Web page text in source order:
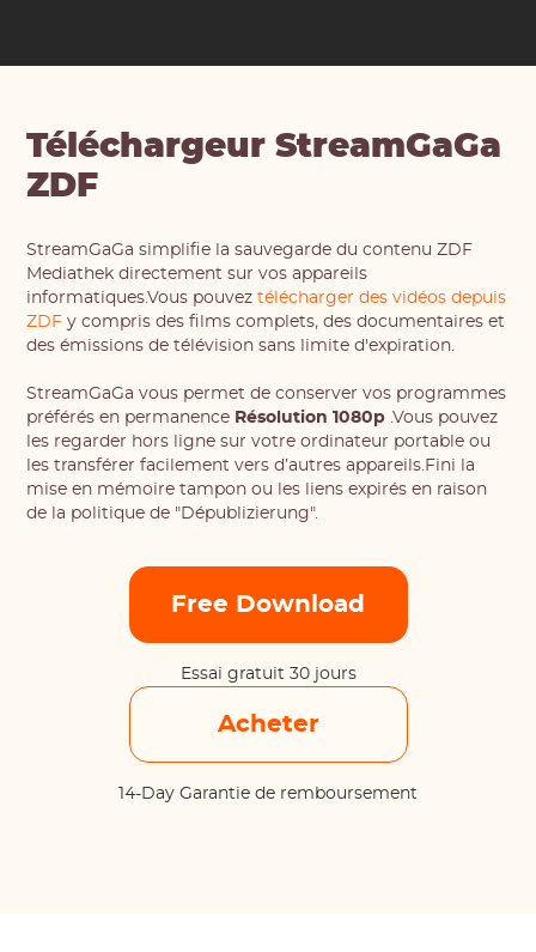
Téléchargeur StreamGaGa
ZDF
StreamGaGa simplifie la sauvegarde du contenu ZDF
Mediathek directement sur vos appareils
informatiques.Vous pouveztélécharger des vidéos depuis
ZDFy compris des films complets, des documentaires et
des émissions de télévision sans limite d'expiration.
StreamGaGa vous permet de conserver vos programmes
préférés en permanence Résolution 1080p .Vous pouvez
les regarder hors ligne sur votre ordinateur portable ou
les transférer facilement vers d’autres appareils.Fini la
mise en mémoire tampon ou les liens expirés en raison
de la politique de "Dépublizierung".
Free Download
Essai gratuit 30 jours
Acheter
14-Day Garantie de remboursement